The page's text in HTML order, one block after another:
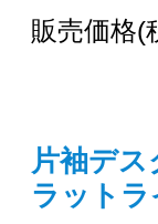
販売価格(
片袖デス
ラットラ